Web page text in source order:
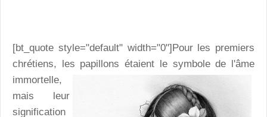
[bt_quote style="default" width="0"]Pour les premiers
chrétiens, les papillons étaient le symbole de l'âme
immortelle,
mais leur
signification